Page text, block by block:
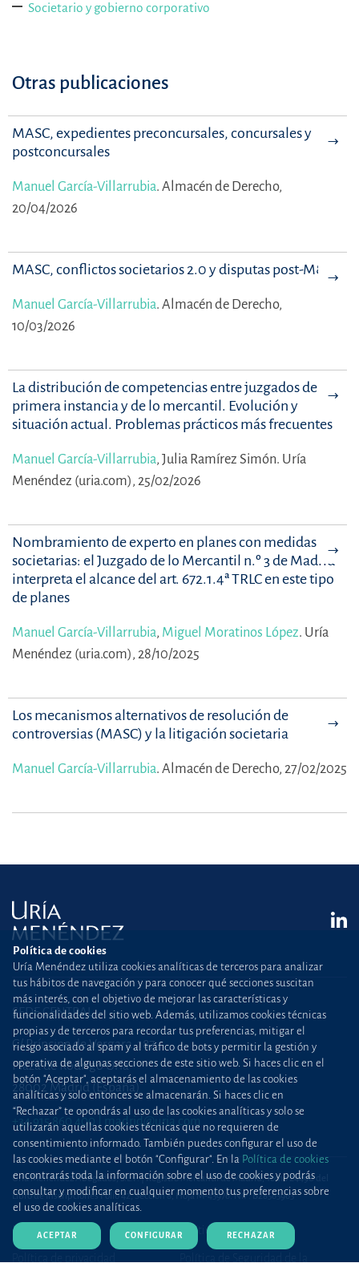
Societario y gobierno corporativo
Otras publicaciones
MASC, expedientes preconcursales, concursales y
postconcursales
Manuel García-Villarrubia. Almacén de Derecho,
20/04/2026
MASC, conflictos societarios 2.0 y disputas post-M&A
Manuel García-Villarrubia. Almacén de Derecho,
10/03/2026
La distribución de competencias entre juzgados de
primera instancia y de lo mercantil. Evolución y
situación actual. Problemas prácticos más frecuentes
Manuel García-Villarrubia, Julia Ramírez Simón. Uría
Menéndez (uria.com), 25/02/2026
Nombramiento de experto en planes con medidas
societarias: el Juzgado de lo Mercantil n.º 3 de Madrid
interpreta el alcance del art. 672.1.4ª TRLC en este tipo
de planes
Manuel García-Villarrubia, Miguel Moratinos López. Uría
Menéndez (uria.com), 28/10/2025
Los mecanismos alternativos de resolución de
controversias (MASC) y la litigación societaria
Manuel García-Villarrubia. Almacén de Derecho, 27/02/2025
SEDE CENTRAL
C/ Príncipe de Vergara, 187
Plaza de Rodrigo Uría
28002 Madrid (España)
+34 915 860 400 madrid@uria.com
Uría Menéndez Abogados, S.L.P. | Registro Mercantil de Madrid, Tomo 24490 del
Libro de Inscripciones Folio 42, Sección 8, Hoja M-43976. NIF: B28563963
Mapa web Política de cookies
Política de cookies
Uría Menéndez utiliza cookies analíticas de terceros para analizar
tus hábitos de navegación y para conocer qué secciones suscitan
más interés, con el objetivo de mejorar las características y
funcionalidades del sitio web. Además, utilizamos cookies técnicas
propias y de terceros para recordar tus preferencias, mitigar el
riesgo asociado al spam y al tráfico de bots y permitir la gestión y
operativa de algunas secciones de este sitio web. Si haces clic en el
botón "Aceptar", aceptarás el almacenamiento de las cookies
analíticas y solo entonces se almacenarán. Si haces clic en
“Rechazar” te opondrás al uso de las cookies analíticas y solo se
utilizarán aquellas cookies técnicas que no requieren de
consentimiento informado. También puedes configurar el uso de
las cookies mediante el botón "Configurar". En la Política de cookies
encontrarás toda la información sobre el uso de cookies y podrás
consultar y modificar en cualquier momento tus preferencias sobre
el uso de cookies analíticas.
ACEPTAR CONFIGURAR RECHAZAR